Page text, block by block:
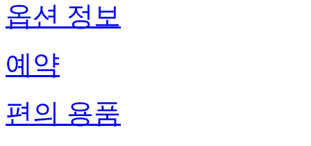
옵션 정보
예약
편의 용품